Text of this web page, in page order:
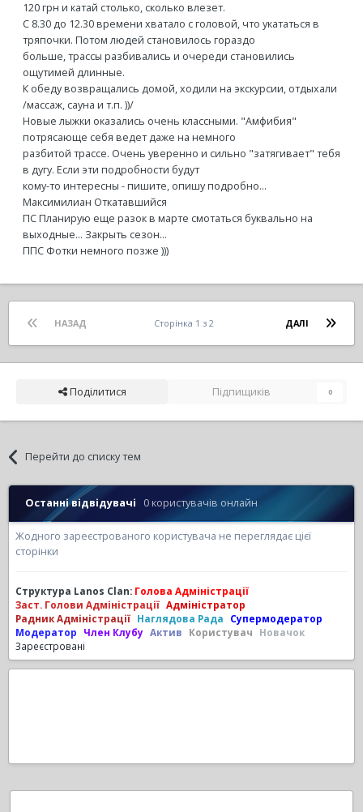
120 грн и катай столько, сколько влезет.
С 8.30 до 12.30 времени хватало с головой, что укататься в
тряпочки. Потом людей становилось гораздо
больше, трассы разбивались и очереди становились
ощутимей длинные.
К обеду возвращались домой, ходили на экскурсии, отдыхали
/массаж, сауна и т.п. ))/
Новые лыжки оказались очень классными. "Амфибия"
потрясающе себя ведет даже на немного
разбитой трассе. Очень уверенно и сильно "затягивает" тебя
в дугу. Если эти подробности будут
кому-то интересны - пишите, опишу подробно...
Максимилиан Откатавшийся
ПС Планирую еще разок в марте смотаться буквально на
выходные... Закрыть сезон...
ППС Фотки немного позже )))
НАЗАД ДАЛІ
Сторінка 1 з 2
Поділитися Підпищиків 0
Перейти до списку тем
Останні відвідувачі 0 користувачів онлайн
Жодного зареєстрованого користувача не переглядає цієї
сторінки
Структура Lanos Clan: Голова Адміністрації
Заст. Голови Адміністрації Адміністратор
Радник Адміністрації Наглядова Рада
Супермодератор
Модератор
Член Клубу Актив Користувач
Новачок
Зареєстровані